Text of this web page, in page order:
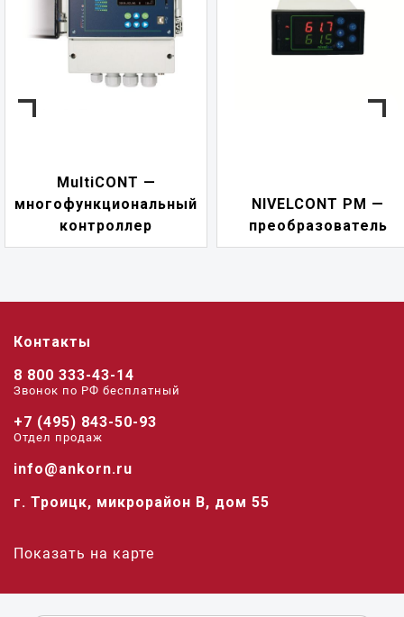
NIVELCONT PM —
преобразователь
Контакты
8 800 333-43-14
Звонок по РФ беcплатный
+7 (495) 843-50-93
Отдел продаж
info@ankorn.ru
г. Троицк, микрорайон В, дом 55
Показать на карте